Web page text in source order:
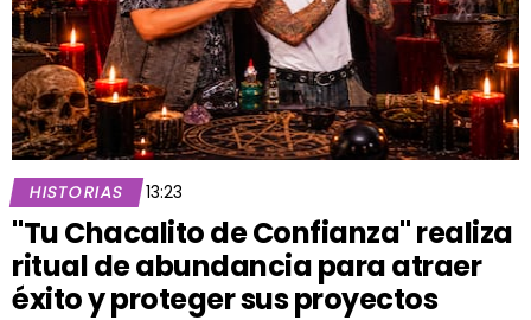
HISTORIAS 13:23
"Tu Chacalito de Confianza" realiza
ritual de abundancia para atraer
éxito y proteger sus proyectos